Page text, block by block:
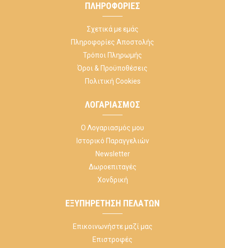
ΠΛΗΡΟΦΟΡΊΕΣ
Σχετικά με εμάς
Πληροφορίες Αποστολής
Τρόποι Πληρωμής
Όροι & Προϋποθέσεις
Πολιτική Cookies
ΛΟΓΑΡΙΑΣΜΌΣ
Ο Λογαριασμός μου
Ιστορικό Παραγγελιών
Newsletter
Δωροεπιταγές
Χονδρική
ΕΞΥΠΗΡΈΤΗΣΗ ΠΕΛΑΤΏΝ
Επικοινωνήστε μαζί μας
Επιστροφές